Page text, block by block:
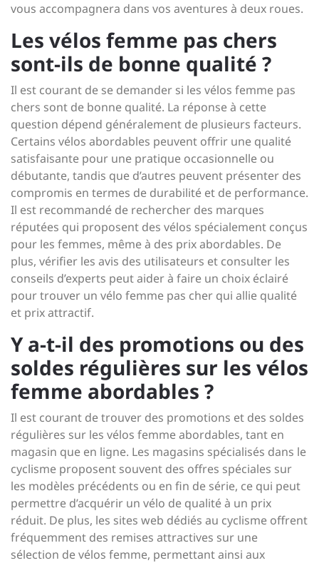
vous accompagnera dans vos aventures à deux roues.
Les vélos femme pas chers
sont-ils de bonne qualité ?
Il est courant de se demander si les vélos femme pas
chers sont de bonne qualité. La réponse à cette
question dépend généralement de plusieurs facteurs.
Certains vélos abordables peuvent offrir une qualité
satisfaisante pour une pratique occasionnelle ou
débutante, tandis que d’autres peuvent présenter des
compromis en termes de durabilité et de performance.
Il est recommandé de rechercher des marques
réputées qui proposent des vélos spécialement conçus
pour les femmes, même à des prix abordables. De
plus, vérifier les avis des utilisateurs et consulter les
conseils d’experts peut aider à faire un choix éclairé
pour trouver un vélo femme pas cher qui allie qualité
et prix attractif.
Y a-t-il des promotions ou des
soldes régulières sur les vélos
femme abordables ?
Il est courant de trouver des promotions et des soldes
régulières sur les vélos femme abordables, tant en
magasin que en ligne. Les magasins spécialisés dans le
cyclisme proposent souvent des offres spéciales sur
les modèles précédents ou en fin de série, ce qui peut
permettre d’acquérir un vélo de qualité à un prix
réduit. De plus, les sites web dédiés au cyclisme offrent
fréquemment des remises attractives sur une
sélection de vélos femme, permettant ainsi aux